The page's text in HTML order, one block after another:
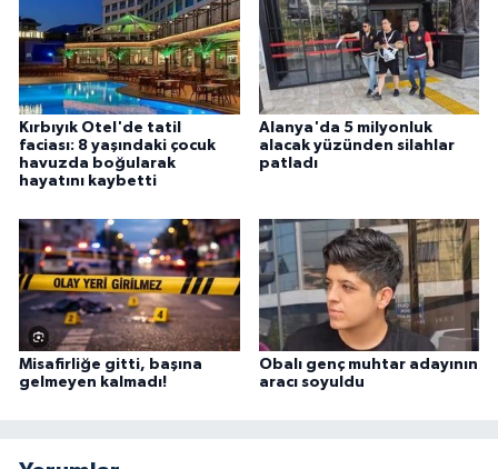
Kırbıyık Otel'de tatil
faciası: 8 yaşındaki çocuk
havuzda boğularak
hayatını kaybetti
Alanya'da 5 milyonluk
alacak yüzünden silahlar
patladı
Misafirliğe gitti, başına
gelmeyen kalmadı!
Obalı genç muhtar adayının
aracı soyuldu